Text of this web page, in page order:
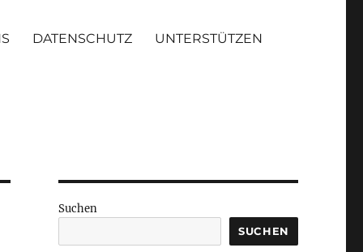
DATENSCHUTZ UNTERSTÜTZEN
Suchen
SUCHEN